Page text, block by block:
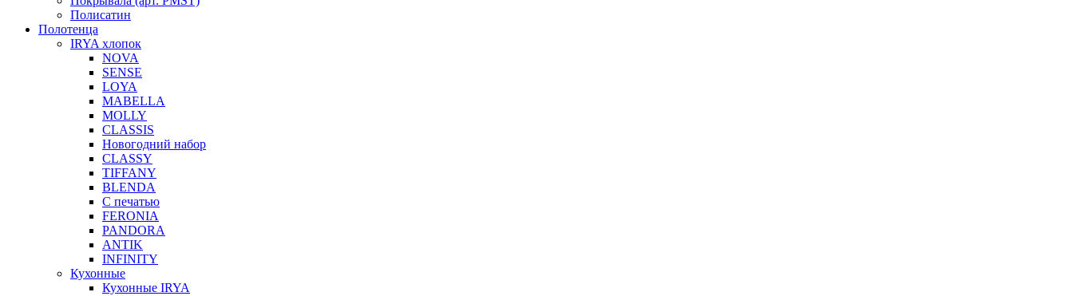
Полисатин
Полотенца
IRYA хлопок
NOVA
SENSE
LOYA
MABELLA
MOLLY
CLASSIS
Новогодний набор
CLASSY
TIFFANY
BLENDA
С печатью
FERONIA
PANDORA
ANTIK
INFINITY
Кухонные
Кухонные IRYA